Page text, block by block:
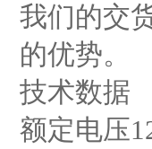
我们的交
的优势。
技术数据
额定电压